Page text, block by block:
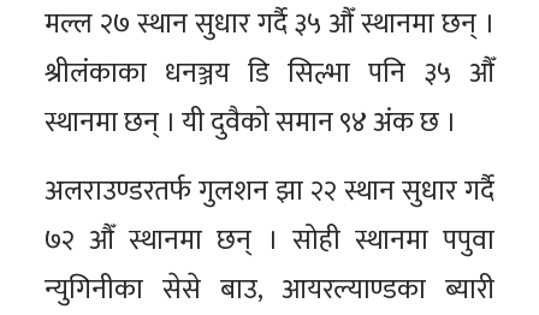
मल्ल २७ स्थान सुधार गर्दै ३५ औँ स्थानमा छन् ।
श्रीलंकाका धनञ्जय डि सिल्भा पनि ३५ औँ
स्थानमा छन् । यी दुवैको समान ९४ अंक छ ।
अलराउण्डरतर्फ गुलशन झा २२ स्थान सुधार गर्दै
७२ औँ स्थानमा छन् । सोही स्थानमा पपुवा
न्युगिनीका सेसे बाउ, आयरल्याण्डका ब्यारी